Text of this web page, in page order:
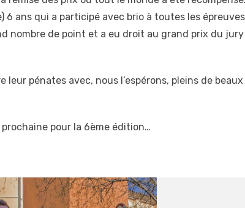
ans qui a participé avec brio à toutes les
nombre de point et a eu droit au grand prix du
leur pénates avec, nous l’espérons, pleins de
pour la 6ème édition…